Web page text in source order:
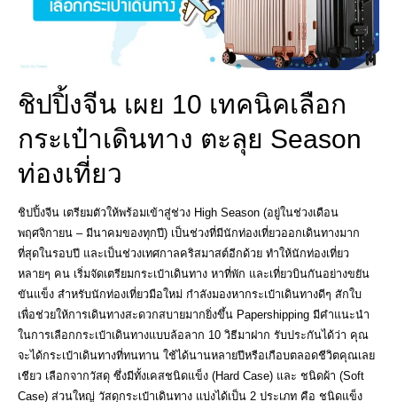
ชิปปิ้งจีน เผย 10 เทคนิคเลือก
กระเป๋าเดินทาง ตะลุย Season
ท่องเที่ยว
ชิปปิ้งจีน เตรียมตัวให้พร้อมเข้าสู่ช่วง High Season (อยู่ในช่วงเดือน
พฤศจิกายน – มีนาคมของทุกปี) เป็นช่วงที่มีนักท่องเที่ยวออกเดินทางมาก
ที่สุดในรอบปี และเป็นช่วงเทศกาลคริสมาสต์อีกด้วย ทำให้นักท่องเที่ยว
หลายๆ คน เริ่มจัดเตรียมกระเป๋าเดินทาง หาที่พัก และเที่ยวบินกันอย่างขยัน
ขันแข็ง สำหรับนักท่องเที่ยวมือใหม่ กำลังมองหากระเป๋าเดินทางดีๆ สักใบ
เพื่อช่วยให้การเดินทางสะดวกสบายมากยิ่งขึ้น Papershipping มีคำแนะนำ
ในการเลือกกระเป๋าเดินทางแบบล้อลาก 10 วิธีมาฝาก รับประกันได้ว่า คุณ
จะได้กระเป๋าเดินทางที่ทนทาน ใช้ได้นานหลายปีหรือเกือบตลอดชีวิตคุณเลย
เชียว เลือกจากวัสดุ ซึ่งมีทั้งเคสชนิดแข็ง (Hard Case) และ ชนิดผ้า (Soft
Case) ส่วนใหญ่ วัสดุกระเป๋าเดินทาง แบ่งได้เป็น 2 ประเภท คือ ชนิดแข็ง